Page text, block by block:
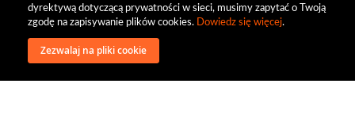
dyrektywą dotyczącą prywatności w sieci, musimy zapytać o Twoją
zgodę na zapisywanie plików cookies. Dowiedz się więcej.
Zezwalaj na pliki cookie